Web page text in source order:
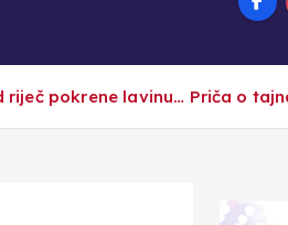
pokrene lavinu… Priča o